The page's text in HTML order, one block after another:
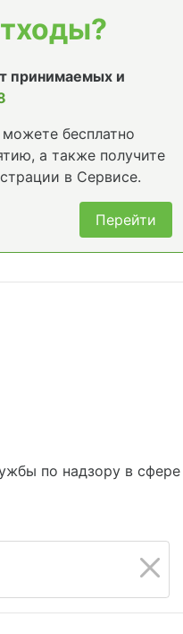
принимаемых и
бесплатно
а также получите
в Сервисе.
Перейти
по надзору в